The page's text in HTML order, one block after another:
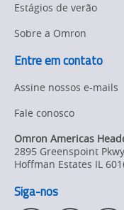
Estágios de verão
Sobre a Omron
Entre em contato
Assine nossos e-mails
Fale conosco
Omron Americas
2895 Greenspoint
Hoffman Estates IL
Siga-nos